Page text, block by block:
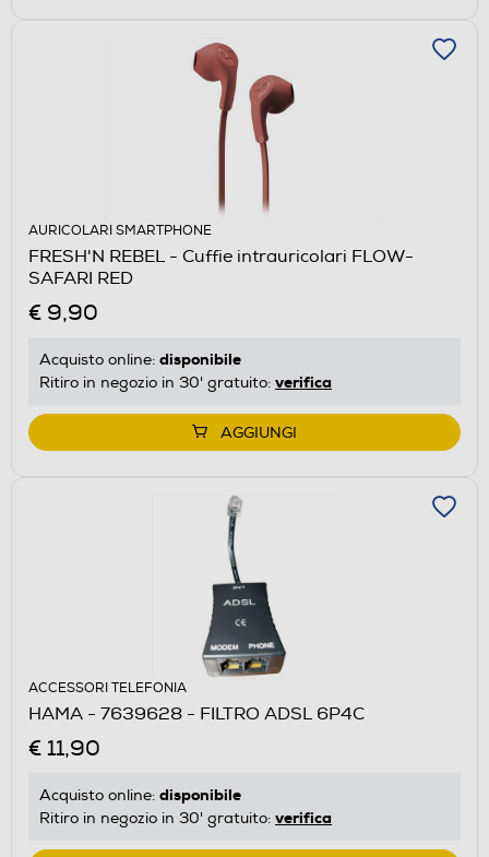
AURICOLARI SMARTPHONE
FRESH'N REBEL - Cuffie intrauricolari FLOW-
SAFARI RED
€ 9,90
Acquisto online: disponibile
Ritiro in negozio in 30' gratuito: verifica
AGGIUNGI
ACCESSORI TELEFONIA
HAMA - 7639628 - FILTRO ADSL 6P4C
€ 11,90
Acquisto online: disponibile
Ritiro in negozio in 30' gratuito: verifica